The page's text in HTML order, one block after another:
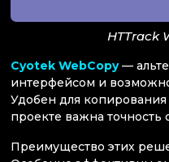
HTTrack
Cyotek WebCopy—
интерфейсом и
Удобен для
проекте важна точность
Преимущество этих